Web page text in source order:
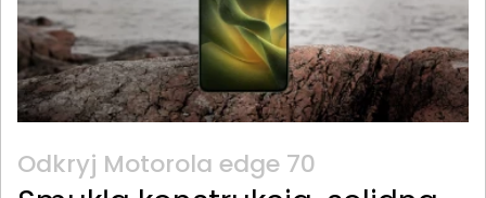
Odkryj Motorola edge 70